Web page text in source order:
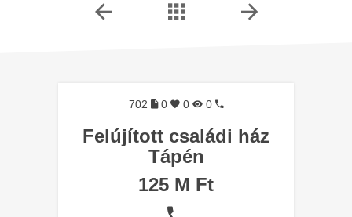
702 0 0 0
Felújított családi ház
Tápén
125 M Ft